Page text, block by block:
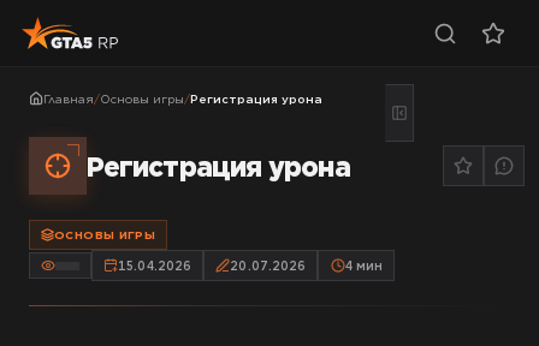
Главная/Основы игры/Регистрация урона
Регистрация урона
ОСНОВЫ ИГРЫ
15.04.2026 20.07.2026 4мин